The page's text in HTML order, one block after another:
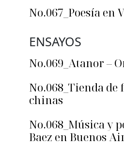
No.067_Poesía en
ENSAYOS
No.069_Atanor –
No.068_Tienda de
chinas
No.068_Música y
Baez en Buenos